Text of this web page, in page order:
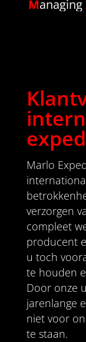
Managing
Marlo
verzorgen
compleet
producent
u toch
te houden
Door onze
jarenlange
niet voor
te staan.